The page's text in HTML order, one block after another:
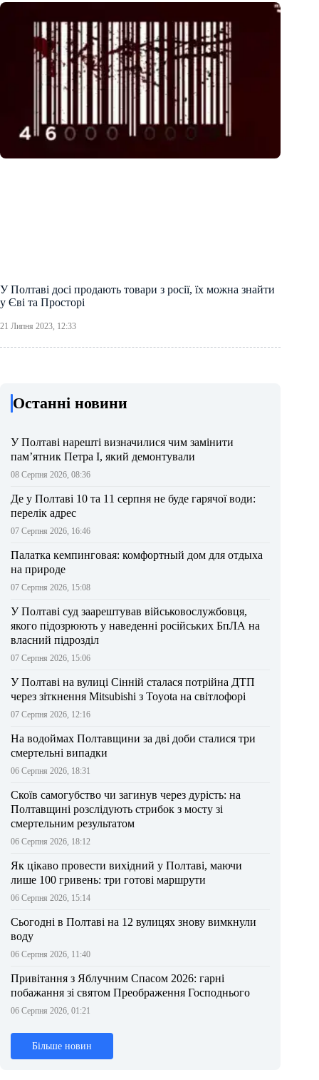
У Полтаві досі продають товари з росії, їх можна знайти
у Єві та Просторі
21 Липня 2023, 12:33
Останні новини
У Полтаві нарешті визначилися чим замінити
пам’ятник Петра І, який демонтували
08 Серпня 2026, 08:36
Де у Полтаві 10 та 11 серпня не буде гарячої води:
перелік адрес
07 Серпня 2026, 16:46
Палатка кемпинговая: комфортный дом для отдыха
на природе
07 Серпня 2026, 15:08
У Полтаві суд заарештував військовослужбовця,
якого підозрюють у наведенні російських БпЛА на
власний підрозділ
07 Серпня 2026, 15:06
У Полтаві на вулиці Сінній сталася потрійна ДТП
через зіткнення Mitsubishi з Toyota на світлофорі
07 Серпня 2026, 12:16
На водоймах Полтавщини за дві доби сталися три
смертельні випадки
06 Серпня 2026, 18:31
Скоїв самогубство чи загинув через дурість: на
Полтавщині розслідують стрибок з мосту зі
смертельним результатом
06 Серпня 2026, 18:12
Як цікаво провести вихідний у Полтаві, маючи
лише 100 гривень: три готові маршрути
06 Серпня 2026, 15:14
Сьогодні в Полтаві на 12 вулицях знову вимкнули
воду
06 Серпня 2026, 11:40
Привітання з Яблучним Спасом 2026: гарні
побажання зі святом Преображення Господнього
06 Серпня 2026, 01:21
Більше новин